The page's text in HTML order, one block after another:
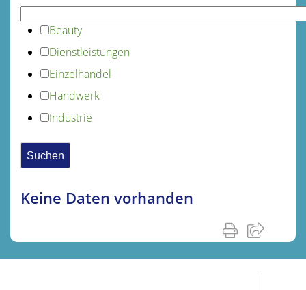
Beauty
Dienstleistungen
Einzelhandel
Handwerk
Industrie
Keine Daten vorhanden